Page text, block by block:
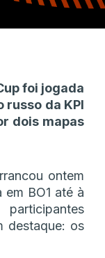
foi jogada
da KPI
dois mapas
ontem
BO1 até à
destaque: os